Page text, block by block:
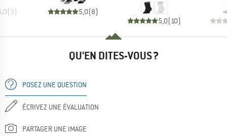
(3) 5,0(8)
5,0(10)
QU'EN DITES-VOUS ?
POSEZ UNE QUESTION
ÉCRIVEZ UNE ÉVALUATION
PARTAGER UNE IMAGE